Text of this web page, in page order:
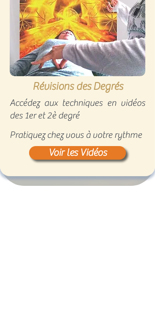
Révisions desDegrés
Accédez aux techniques en vidéos
des 1er et 2è degré
Pratiquez chez vous à votre rythme
Voir les Vidéos